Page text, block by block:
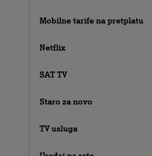
Mobilne tarife na pretplatu
Netflix
SAT TV
Staro za novo
TV usluga